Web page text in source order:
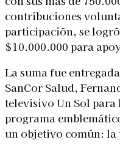
contribuciones
participación, se
$10.000.000 para
La suma fue
SanCor Salud,
televisivo Un Sol
programa
un objetivo común: